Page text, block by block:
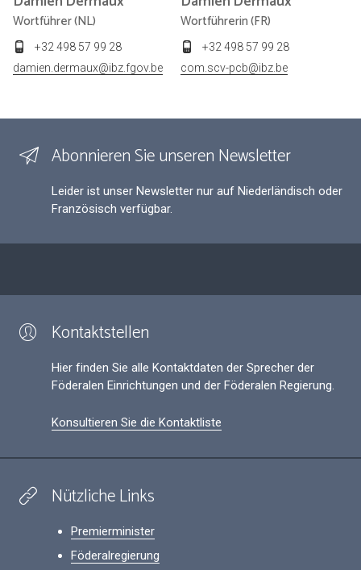
Wortführer (NL)
+32 498 57 99 28
damien.dermaux@ibz.fgov.be
Wortführerin (FR)
+32 498 57 99 28
com.scv-pcb@ibz.be
Abonnieren Sie unseren Newsletter
Leider ist unser Newsletter nur auf Niederländisch oder
Französisch verfügbar.
Kontaktstellen
Hier finden Sie alle Kontaktdaten der Sprecher der
Föderalen Einrichtungen und der Föderalen Regierung.
Konsultieren Sie die Kontaktliste
Nützliche Links
Premierminister
Föderalregierung